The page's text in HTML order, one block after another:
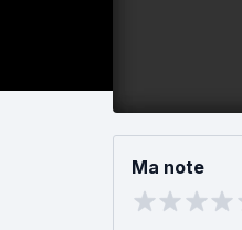
Ma note